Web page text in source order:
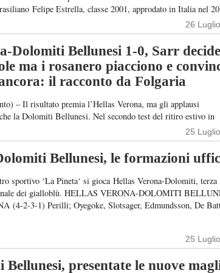
Felipe Estrella, classe 2001, approdato in Italia nel
dalla Roma, diventerà ufficialmente rosanero. Estrella si
compagni, presto gli annunci ufficiali Foto: Instagram
26
Dolomiti Bellunesi 1-0, Sarr decide
ma i rosanero piacciono e
il racconto da Folgaria
– Il risultato premia l’Hellas Verona, ma gli applausi
la Dolomiti Bellunesi. Nel secondo test del ritiro estivo in
di Andrea Bonatti mette in mostra personalità,
contro una squadra di categoria superiore,
termine di una gara combattuta […]
25
Bellunesi, le formazioni
sportivo ‘La Pineta‘ si gioca Hellas Verona-Dolomiti, terza
dei gialloblù. HELLAS VERONA-DOLOMITI
(4-2-3-1) Perilli; Oyegoke, Slotsager, Edmundsson, De
Baroni DOLOMITI BELLUNESI (4-4-2): Sonzogni; Saccani,
25
Bellunesi, presentate le nuove